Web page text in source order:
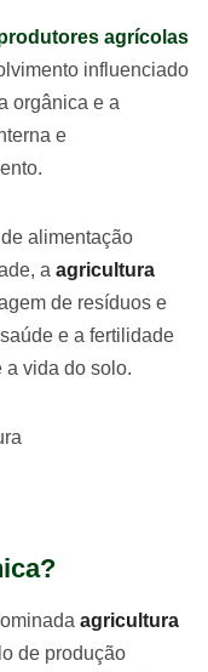
agrícolas
influenciado
orgânica e a
e
alimentação
a agricultura
de resíduos e
e a fertilidade
a vida do solo.
agricultura
de produção